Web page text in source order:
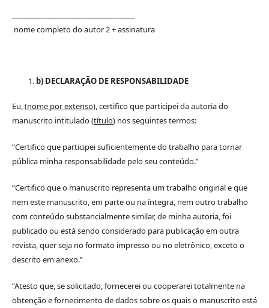
nome completo do autor 2 + assinatura
b) DECLARAÇÃO DE RESPONSABILIDADE
Eu, (nome por extenso), certifico que participei da autoria do
manuscrito intitulado (título) nos seguintes termos:
“Certifico que participei suficientemente do trabalho para tornar
pública minha responsabilidade pelo seu conteúdo.”
“Certifico que o manuscrito representa um trabalho original e que
nem este manuscrito, em parte ou na íntegra, nem outro trabalho
com conteúdo substancialmente similar, de minha autoria, foi
publicado ou está sendo considerado para publicação em outra
revista, quer seja no formato impresso ou no eletrônico, exceto o
descrito em anexo.”
“Atesto que, se solicitado, fornecerei ou cooperarei totalmente na
obtenção e fornecimento de dados sobre os quais o manuscrito está